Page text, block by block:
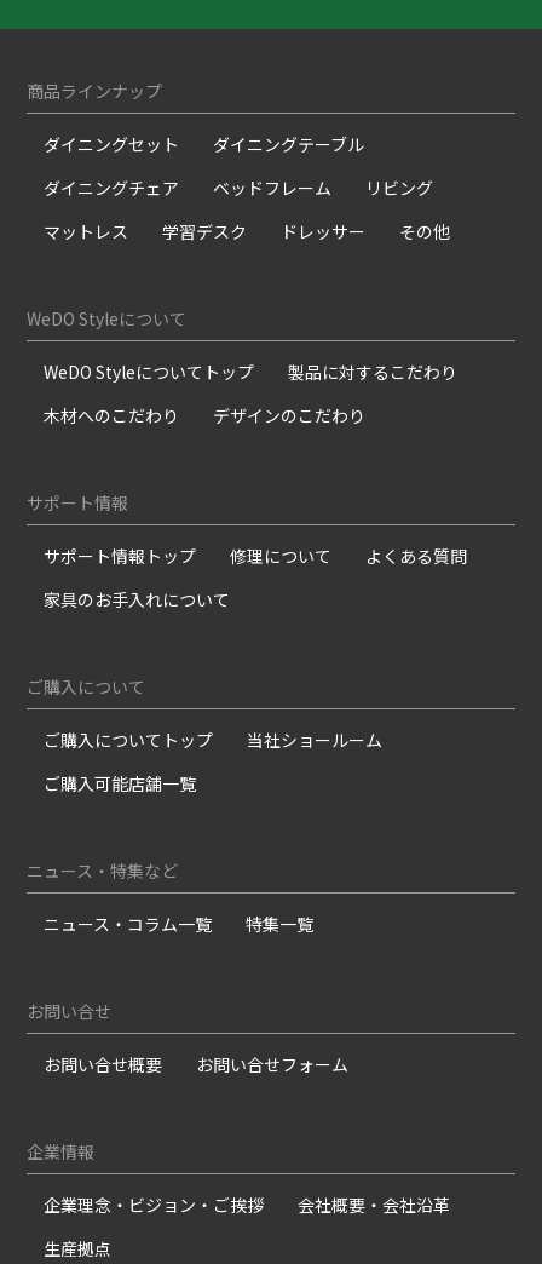
商品ラインナップ
ダイニングセット
ダイニングテーブル
ダイニングチェア
ベッドフレーム
リビング
マットレス
学習デスク ドレッサー その他
WeDO Styleについて
WeDO Styleについてトップ
製品に対するこだわり
木材へのこだわり
デザインのこだわり
サポート情報
サポート情報トップ 修理について
よくある質問
家具のお手入れについて
ご購入について
ご購入についてトップ
当社ショールーム
ご購入可能店舗一覧
ニュース・特集など
ニュース・コラム一覧 特集一覧
お問い合せ
お問い合せ概要 お問い合せフォーム
企業情報
企業理念・ビジョン・ご挨拶
会社概要・会社沿革
生産拠点